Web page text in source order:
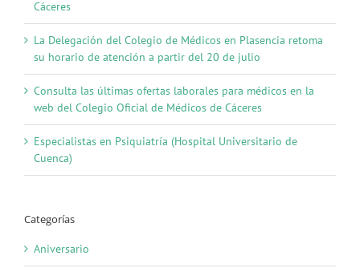
Cáceres
La Delegación del Colegio de Médicos en Plasencia retoma
su horario de atención a partir del 20 de julio
Consulta las últimas ofertas laborales para médicos en la
web del Colegio Oficial de Médicos de Cáceres
Especialistas en Psiquiatría (Hospital Universitario de
Cuenca)
Categorías
Aniversario